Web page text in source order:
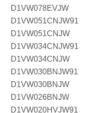
D1VW078EVJW
D1VW051CNJW91
D1VW051CNJW
D1VW034CNJW91
D1VW034CNJW
D1VW030BNJW91
D1VW030BNJW
D1VW026BNJW
D1VW020HVJW91